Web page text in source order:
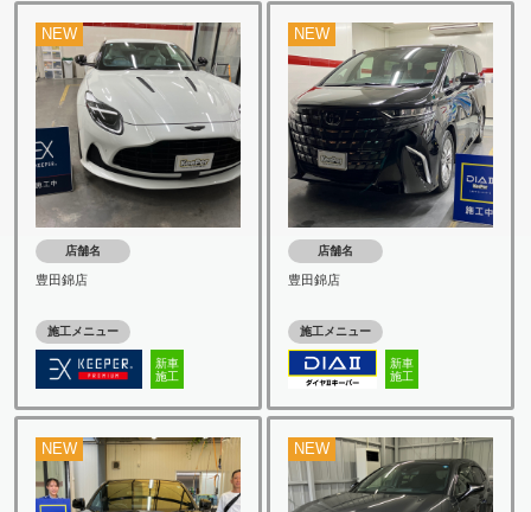
NEW
店舗名
豊田錦店
施工メニュー
新車
施工
NEW
店舗名
豊田錦店
施工メニュー
新車
施工
NEW NEW